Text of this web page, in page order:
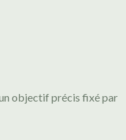
objectif précis fixé par